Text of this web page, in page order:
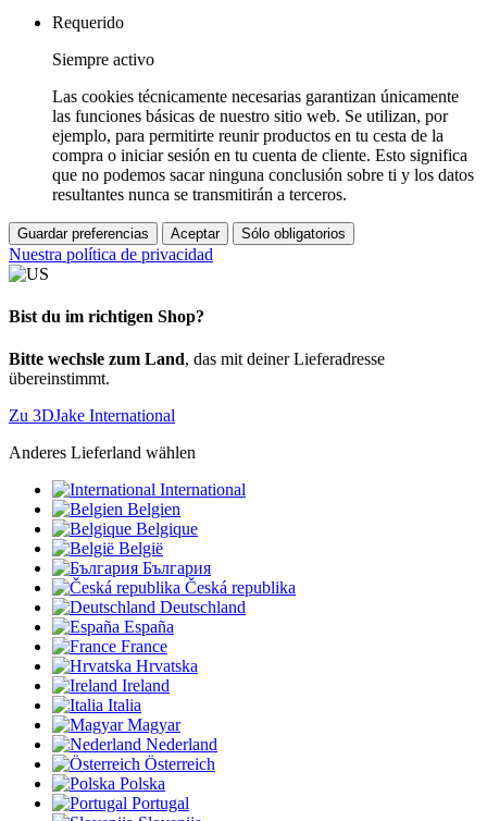
Requerido
Siempre activo
Las cookies técnicamente necesarias garantizan únicamente
las funciones básicas de nuestro sitio web. Se utilizan, por
ejemplo, para permitirte reunir productos en tu cesta de la
compra o iniciar sesión en tu cuenta de cliente. Esto significa
que no podemos sacar ninguna conclusión sobre ti y los datos
resultantes nunca se transmitirán a terceros.
Guardar preferencias Aceptar Sólo obligatorios
Nuestra política de privacidad
Bist du im richtigen Shop?
Bitte wechsle zum Land, das mit deiner Lieferadresse
übereinstimmt.
Zu 3DJake International
Anderes Lieferland wählen
International
Belgien
Belgique
België
България
Česká republika
Deutschland
España
France
Hrvatska
Ireland
Italia
Magyar
Nederland
Österreich
Polska
Portugal